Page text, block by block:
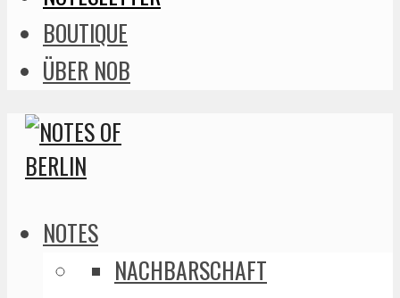
BOUTIQUE
ÜBER NOB
NOTES
NACHBARSCHAFT